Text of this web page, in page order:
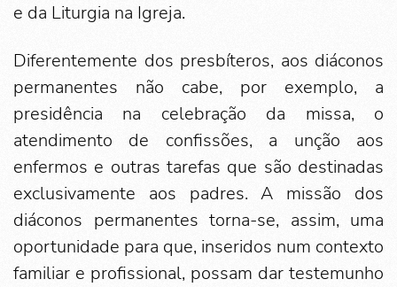
e da Liturgia na Igreja.
Diferentemente dos presbíteros, aos diáconos
permanentes não cabe, por exemplo, a
presidência na celebração da missa, o
atendimento de confissões, a unção aos
enfermos e outras tarefas que são destinadas
exclusivamente aos padres. A missão dos
diáconos permanentes torna-se, assim, uma
oportunidade para que, inseridos num contexto
familiar e profissional, possam dar testemunho